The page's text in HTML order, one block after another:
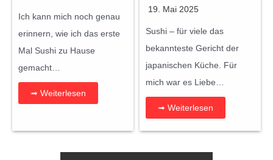
Ich kann mich noch genau
erinnern, wie ich das erste
Mal Sushi zu Hause
gemacht…
➟ Weiterlesen
19. Mai 2025
Sushi – für viele das
bekannteste Gericht der
japanischen Küche. Für
mich war es Liebe…
➟ Weiterlesen